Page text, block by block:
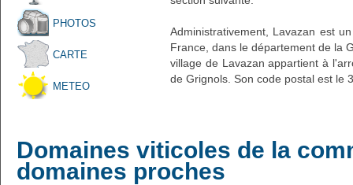
PHOTOS
CARTE
METEO
Administrativement, Lavazan est
France, dans le département de la
village de Lavazan appartient à
de Grignols. Son code postal est le
Domaines viticoles de la
domaines proches